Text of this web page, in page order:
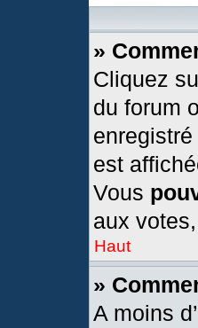
»
Cliquez
du forum
est
Vous
aux
Haut
»
A moins